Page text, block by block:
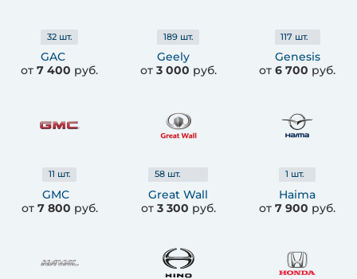
32шт.
GAC
от7 400 руб.
189шт.
Geely
от 3 000 руб.
117 шт.
Genesis
от6 700 руб.
11 шт.
GMC
от 7 800 руб.
58шт.
Great Wall
от 3 300 руб.
1 шт.
Haima
от7 900 руб.